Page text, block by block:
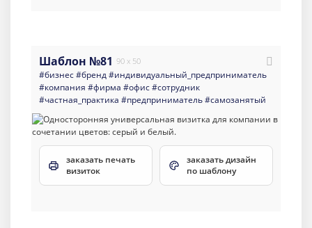
Шаблон №81 90 x 50
#бизнес#бренд#индивидуальный_предприниматель
#компания #фирма #офис#сотрудник
#частная_практика #предприниматель#самозанятый
заказать печать
визиток
заказать дизайн
по шаблону